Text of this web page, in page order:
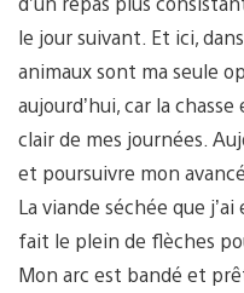
le jour suivant. Et ici,
animaux sont ma seule
aujourd’hui, car la
clair de mes journées.
et poursuivre mon
La viande séchée que j’ai
fait le plein de flèches
Mon arc est bandé et